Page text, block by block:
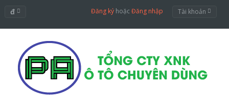
đ Đăng ký hoặcĐăng nhập Tài khoản